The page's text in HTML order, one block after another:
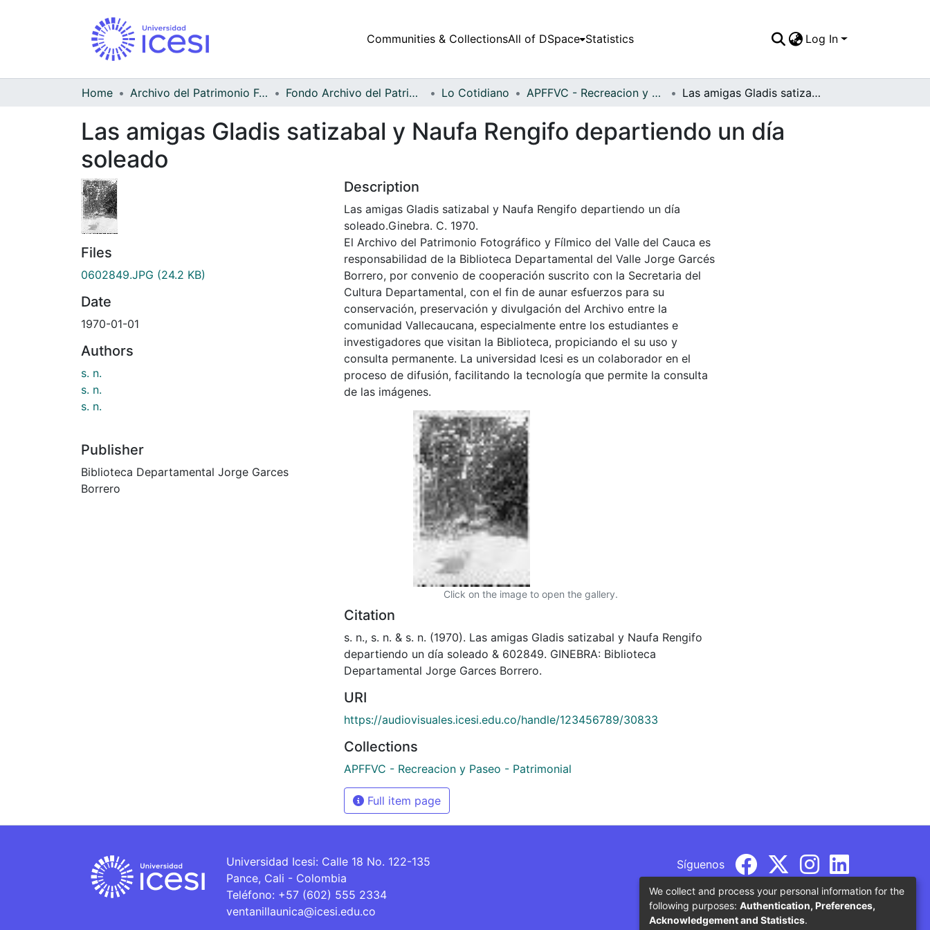
Communities & CollectionsAll of DSpace Statistics Log In
Home Archivo del Patrimonio Fotográfico y Fílmico del Valle del Cauca Fondo Archivo del Patrimonio Fotográfico y Fílmico del Valle del Cauca Lo Cotidiano APFFVC - Recreacion y Paseo - Patrimonial Las amigas Gladis satizabal y Naufa Rengifo departiendo un día soleado
Las amigas Gladis satizabal y Naufa Rengifo departiendo un día
soleado
Files
0602849.JPG (24.2 KB)
Date
1970-01-01
Authors
s. n.
s. n.
s. n.
Publisher
Biblioteca Departamental Jorge Garces
Borrero
Description
Las amigas Gladis satizabal y Naufa Rengifo departiendo un día
soleado.Ginebra. C. 1970.
El Archivo del Patrimonio Fotográfico y Fílmico del Valle del Cauca es
responsabilidad de la Biblioteca Departamental del Valle Jorge Garcés
Borrero, por convenio de cooperación suscrito con la Secretaria del
Cultura Departamental, con el fin de aunar esfuerzos para su
conservación, preservación y divulgación del Archivo entre la
comunidad Vallecaucana, especialmente entre los estudiantes e
investigadores que visitan la Biblioteca, propiciando el su uso y
consulta permanente. La universidad Icesi es un colaborador en el
proceso de difusión, facilitando la tecnología que permite la consulta
de las imágenes.
Click on the image to open the gallery.
Citation
s. n., s. n. & s. n. (1970). Las amigas Gladis satizabal y Naufa Rengifo
departiendo un día soleado & 602849. GINEBRA: Biblioteca
Departamental Jorge Garces Borrero.
URI
https://audiovisuales.icesi.edu.co/handle/123456789/30833
Collections
APFFVC - Recreacion y Paseo - Patrimonial
Full item page
Universidad Icesi: Calle 18 No. 122-135
Pance, Cali - Colombia
Teléfono: +57 (602) 555 2334
ventanillaunica@icesi.edu.co
Síguenos
We collect and process your personal information for the
following purposes: Authentication, Preferences,
Acknowledgement and Statistics.